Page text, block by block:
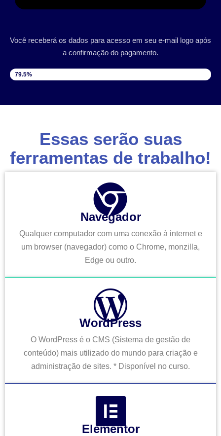
Você receberá os dados para acesso em seu e-mail logo após
a confirmação do pagamento.
VAGAS DISPONÍVEIS
79.5%
Essas serão suas
ferramentas de trabalho!
Navegador
Qualquer computador com uma conexão à internet e
um browser (navegador) como o Chrome, monzilla,
Edge ou outro.
WordPress
O WordPress é o CMS (Sistema de gestão de
conteúdo) mais utilizado do mundo para criação e
administração de sites. * Disponível no curso.
Elementor